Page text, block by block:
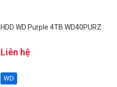
HDD WD Purple 4TB WD40PURZ
Liên hệ
WD